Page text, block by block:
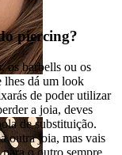
piercing?
os barbells ou os
lhes dá um look
de poder utilizar
a joia, deves
de substituição.
outra joia, mas vais
o outro sempre